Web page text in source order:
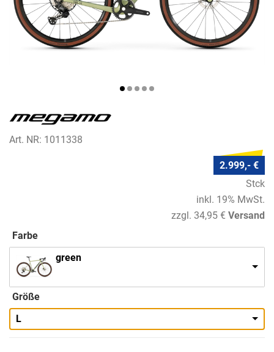
Art. NR: 1011338
2.999,- €
Stck
inkl. 19% MwSt.
zzgl. 34,95 € Versand
Farbe
green
Größe
L